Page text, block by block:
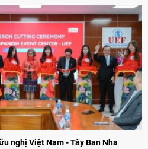
càng thực chất.
nghị Việt Nam - Tây Ban Nha